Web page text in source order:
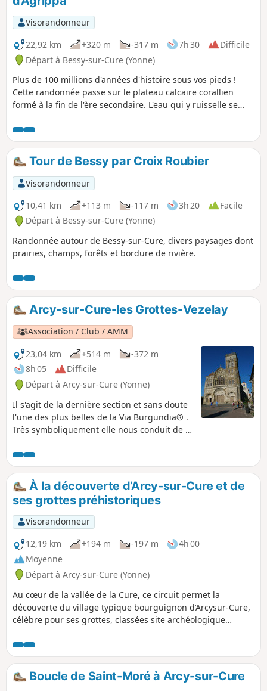
Visorandonneur
22,92 km
+320 m -317 m 7h 30
Difficile
Départ à Bessy-sur-Cure (Yonne)
Plus de 100 millions d'années d'histoire sous vos pieds !
Cette randonnée passe sur le plateau calcaire corallien
formé à la fin de l'ère secondaire. L'eau qui y ruisselle se
situées sous vos pieds. Ce parcours domine les vallées et
permet de découvrir le patrimoine bâti ou naturel de ce
massif.Tour de Bessy par Croix Roubier
Visorandonneur
10,41 km
+113 m -117 m 3h 20
Facile
Départ à Bessy-sur-Cure (Yonne)
Randonnée autour de Bessy-sur-Cure, divers paysages dont
prairies, champs, forêts et bordure de rivière.
Arcy-sur-Cure-les Grottes-Vezelay
Association / Club / AMM
23,04 km
+514 m
-372 m
8h 05
Difficile
Départ à Arcy-sur-Cure (Yonne)
Il s'agit de la dernière section et sans doute
l'une des plus belles de la Via Burgundia® .
Très symboliquement elle nous conduit de la
Éternelle de Vézelay à travers des paysages
pleins de charme. Pour l'essentiel le
parcours suit le GR® 13 et le GR® 654 qui
est aussi le Chemin de Compostelle.
À la découverte d’Arcy-sur-Cure et de
ses grottes préhistoriques
Visorandonneur
12,19 km
+194 m -197 m
4h 00
Moyenne
Départ à Arcy-sur-Cure (Yonne)
Au cœur de la vallée de la Cure, ce circuit permet la
découverte du village typique bourguignon d’Arcysur-Cure,
célèbre pour ses grottes, classées site archéologique
balade. Le parcours offre de belles vues sur les méandres
de la Cure. Randonnée proposée par la commune d'Arcy-
sur-Cure et Yonne Tourisme et labellisée par le comité
départemental FFRP de l'Yonne.
Boucle de Saint-Moré à Arcy-sur-Cure